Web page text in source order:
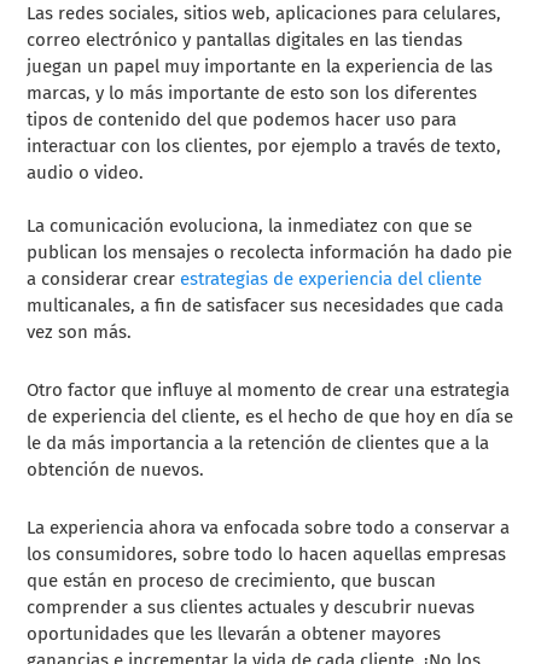
Las redes sociales, sitios web, aplicaciones para celulares,
correo electrónico y pantallas digitales en las tiendas
juegan un papel muy importante en la experiencia de las
marcas, y lo más importante de esto son los diferentes
tipos de contenido del que podemos hacer uso para
interactuar con los clientes, por ejemplo a través de texto,
audio o video.
La comunicación evoluciona, la inmediatez con que se
publican los mensajes o recolecta información ha dado pie
a considerar crear estrategias de experiencia del cliente
multicanales, a fin de satisfacer sus necesidades que cada
vez son más.
Otro factor que influye al momento de crear una estrategia
de experiencia del cliente, es el hecho de que hoy en día se
le da más importancia a la retención de clientes que a la
obtención de nuevos.
La experiencia ahora va enfocada sobre todo a conservar a
los consumidores, sobre todo lo hacen aquellas empresas
que están en proceso de crecimiento, que buscan
comprender a sus clientes actuales y descubrir nuevas
oportunidades que les llevarán a obtener mayores